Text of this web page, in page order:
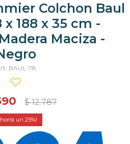
Colchon Baul
x 188 x 35 cm -
Maciza -
BAUL-78
$ 12.787
25